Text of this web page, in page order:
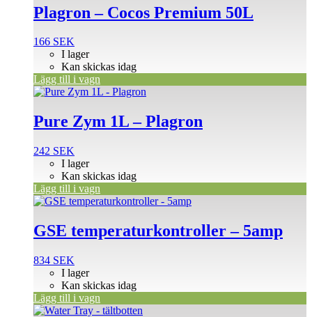
Plagron – Cocos Premium 50L
166 SEK
I lager
Kan skickas idag
Lägg till i vagn
Pure Zym 1L – Plagron
242 SEK
I lager
Kan skickas idag
Lägg till i vagn
GSE temperaturkontroller – 5amp
834 SEK
I lager
Kan skickas idag
Lägg till i vagn
Den